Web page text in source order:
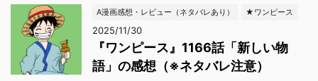
A漫画感想・レビュー（ネタバレあり） ★ワンピース
2025/11/30
『ワンピース』1166話「新しい物
語」の感想（※ネタバレ注意）